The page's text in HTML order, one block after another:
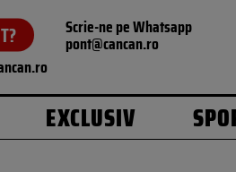
Scrie-ne pe Whatsapp
pont@cancan.ro
EXCLUSIV